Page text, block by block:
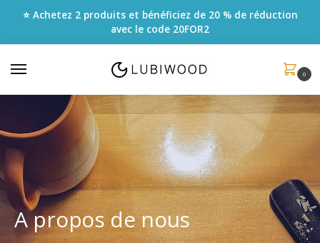
⭐ Achetez 2 produits et bénéficiez de 20 % de réduction
avec le code 20FOR2
0
A propos de nous